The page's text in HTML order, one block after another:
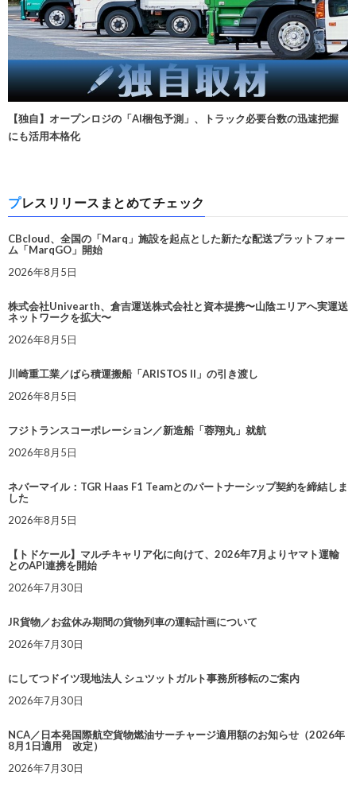
【独自】オープンロジの「AI梱包予測」、トラック必要台数の迅速把握
にも活用本格化
プレスリリースまとめてチェック
CBcloud、全国の「Marq」施設を起点とした新たな配送プラットフォー
ム「MarqGO」開始
2026年8月5日
株式会社Univearth、倉吉運送株式会社と資本提携〜山陰エリアへ実運送
ネットワークを拡大〜
2026年8月5日
川崎重工業／ばら積運搬船「ARISTOS II」の引き渡し
2026年8月5日
フジトランスコーポレーション／新造船「蓉翔丸」就航
2026年8月5日
ネバーマイル：TGR Haas F1 Teamとのパートナーシップ契約を締結しま
した
2026年8月5日
【トドケール】マルチキャリア化に向けて、2026年7月よりヤマト運輸
とのAPI連携を開始
2026年7月30日
JR貨物／お盆休み期間の貨物列車の運転計画について
2026年7月30日
にしてつドイツ現地法人 シュツットガルト事務所移転のご案内
2026年7月30日
NCA／日本発国際航空貨物燃油サーチャージ適用額のお知らせ（2026年
8月1日適用 改定）
2026年7月30日